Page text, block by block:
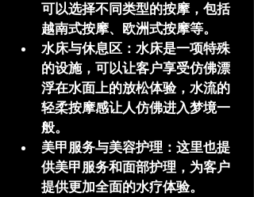
可以选择不同类型的按摩，包括
越南式按摩、欧洲式按摩等。
水床与休息区 ：水床是一项特殊
的设施，可以让客户享受仿佛漂
浮在水面上的放松体验，水流的
轻柔按摩感让人仿佛进入梦境一
般。
美甲服务与美容护理 ：这里也提
供美甲服务和面部护理，为客户
提供更加全面的水疗体验。